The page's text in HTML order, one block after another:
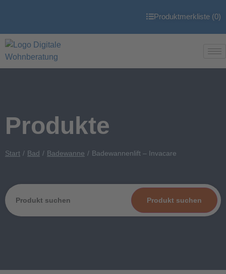
Produktmerkliste (0)
Produkte
Start Bad Badewanne Badewannenlift – Invacare
Produkt suchen